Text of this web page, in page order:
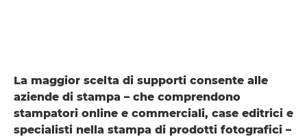
La maggior scelta di supporti consente alle
aziende di stampa – che comprendono
stampatori online e commerciali, case editrici e
specialisti nella stampa di prodotti fotografici –